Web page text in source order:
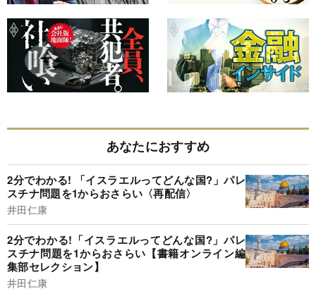
あなたにおすすめ
2分でわかる! 「イスラエルってどんな国?」パレ
スチナ問題を1からおさらい〈再配信〉
井田仁康
2分でわかる!「イスラエルってどんな国?」パレ
スチナ問題を1からおさらい【書籍オンライン編
集部セレクション】
井田仁康